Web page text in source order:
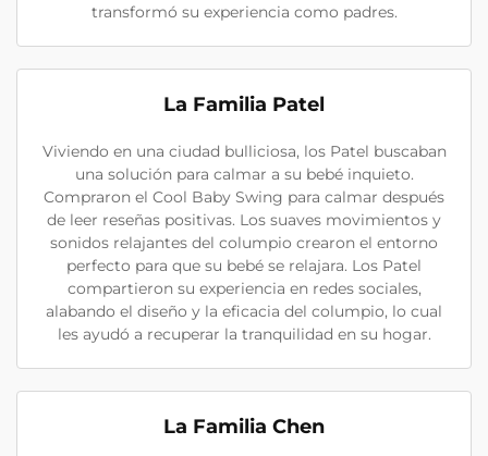
transformó su experiencia como padres.
La Familia Patel
Viviendo en una ciudad bulliciosa, los Patel buscaban
una solución para calmar a su bebé inquieto.
Compraron el Cool Baby Swing para calmar después
de leer reseñas positivas. Los suaves movimientos y
sonidos relajantes del columpio crearon el entorno
perfecto para que su bebé se relajara. Los Patel
compartieron su experiencia en redes sociales,
alabando el diseño y la eficacia del columpio, lo cual
les ayudó a recuperar la tranquilidad en su hogar.
La Familia Chen